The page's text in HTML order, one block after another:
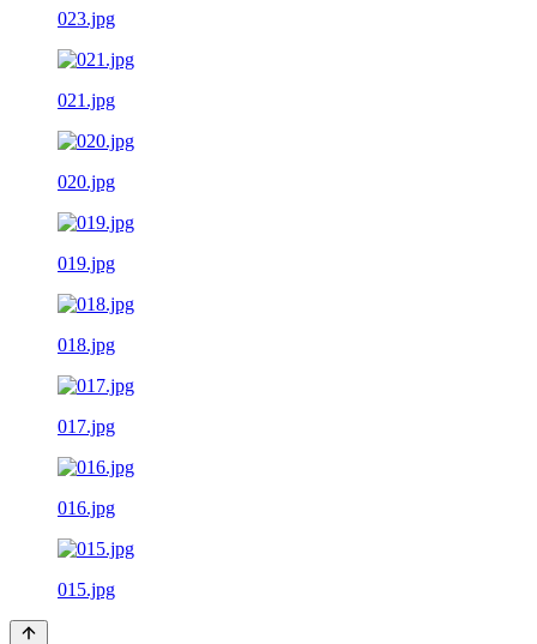
023.jpg
021.jpg
020.jpg
019.jpg
018.jpg
017.jpg
016.jpg
015.jpg